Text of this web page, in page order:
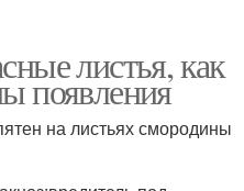
листья, как
появления
на листьях смородины